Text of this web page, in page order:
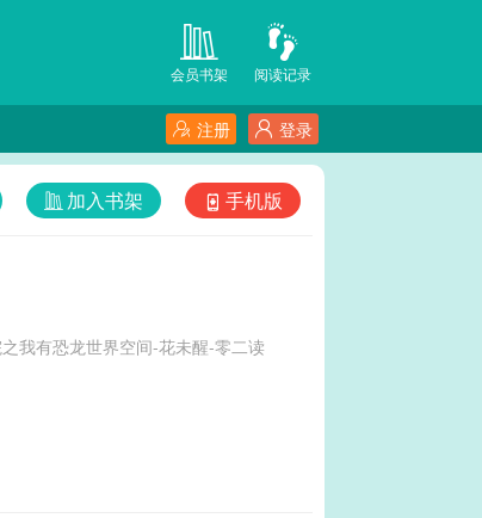
阅读记录
会员书架
登录
注册
手机版
加入书架
我有恐龙世界空间-花未醒-零二读